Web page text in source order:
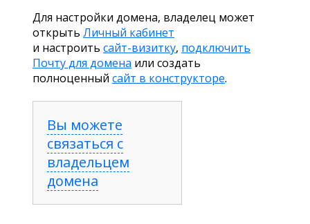
Для настройки домена, владелец может
открыть Личный кабинет
и настроить сайт-визитку, подключить
Почту для домена или создать
полноценный сайт в конструкторе.
Вы можете
связаться с
владельцем
домена